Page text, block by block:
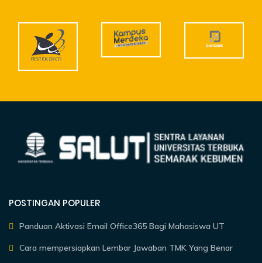
POSTINGAN POPULER
Panduan Aktivasi Email Office365 Bagi Mahasiswa UT
Cara mempersiapkan Lembar Jawaban TMK Yang Benar